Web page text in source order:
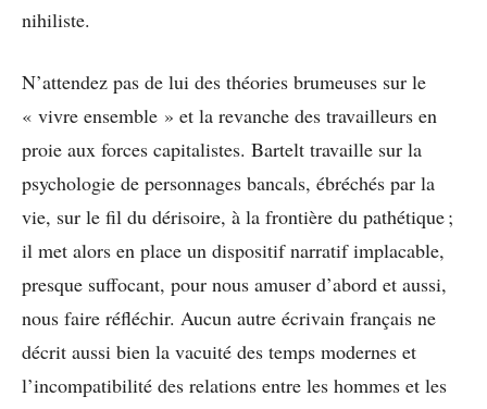
nihiliste.
N’attendez pas de lui des théories brumeuses sur le
« vivre ensemble » et la revanche des travailleurs en
proie aux forces capitalistes. Bartelt travaille sur la
psychologie de personnages bancals, ébréchés par la
vie, sur le fil du dérisoire, à la frontière du pathétique ;
il met alors en place un dispositif narratif implacable,
presque suffocant, pour nous amuser d’abord et aussi,
nous faire réfléchir. Aucun autre écrivain français ne
décrit aussi bien la vacuité des temps modernes et
l’incompatibilité des relations entre les hommes et les